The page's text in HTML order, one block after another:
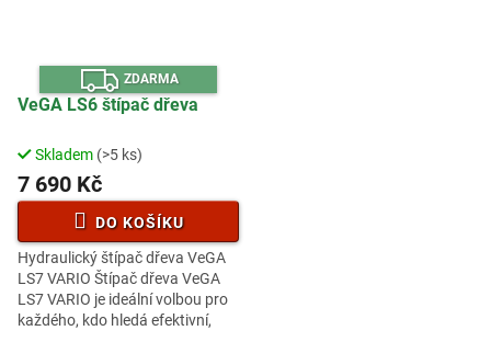
Z
D
A
R
M
A
ZDARMA
VeGA LS6 štípač dřeva
Průměrné
hodnocení
produktu
3,7
z
5
hvězdiček.
Skladem (>5 ks)
7 690 Kč
DO KOŠÍKU
Hydraulický štípač dřeva VeGA
LS7 VARIO Štípač dřeva VeGA
LS7 VARIO je ideální volbou pro
každého, kdo hledá efektivní,